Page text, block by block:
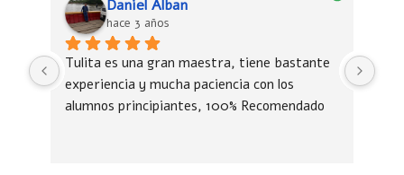
Daniel Alban
hace 3 años
Tulita es una gran maestra, tiene bastante
experiencia y mucha paciencia con los
alumnos principiantes, 100% Recomendado